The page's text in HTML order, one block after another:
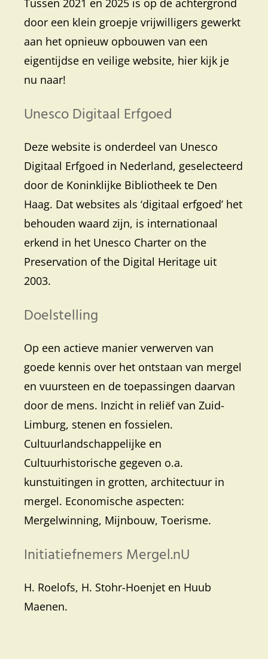
Tussen 2021 en 2025 is op de achtergrond
door een klein groepje vrijwilligers gewerkt
aan het opnieuw opbouwen van een
eigentijdse en veilige website, hier kijk je
nu naar!
Unesco Digitaal Erfgoed
Deze website is onderdeel van Unesco
Digitaal Erfgoed in Nederland, geselecteerd
door de Koninklijke Bibliotheek te Den
Haag. Dat websites als ‘digitaal erfgoed’ het
behouden waard zijn, is internationaal
erkend in het Unesco Charter on the
Preservation of the Digital Heritage uit
2003.
Doelstelling
Op een actieve manier verwerven van
goede kennis over het ontstaan van mergel
en vuursteen en de toepassingen daarvan
door de mens. Inzicht in reliëf van Zuid-
Limburg, stenen en fossielen.
Cultuurlandschappelijke en
Cultuurhistorische gegeven o.a.
kunstuitingen in grotten, architectuur in
mergel. Economische aspecten:
Mergelwinning, Mijnbouw, Toerisme.
Initiatiefnemers Mergel.nU
H. Roelofs, H. Stohr-Hoenjet en Huub
Maenen.